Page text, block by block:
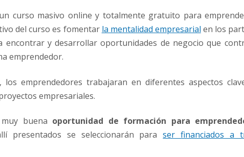
curso masivo online y totalmente gratuito para
del curso es fomentar la mentalidad empresarial en los
encontrar y desarrollar oportunidades de negocio que
emprendedor.
los emprendedores trabajaran en diferentes aspectos
empresariales.
buena oportunidad de formación para
presentados se seleccionarán paraser financiados a